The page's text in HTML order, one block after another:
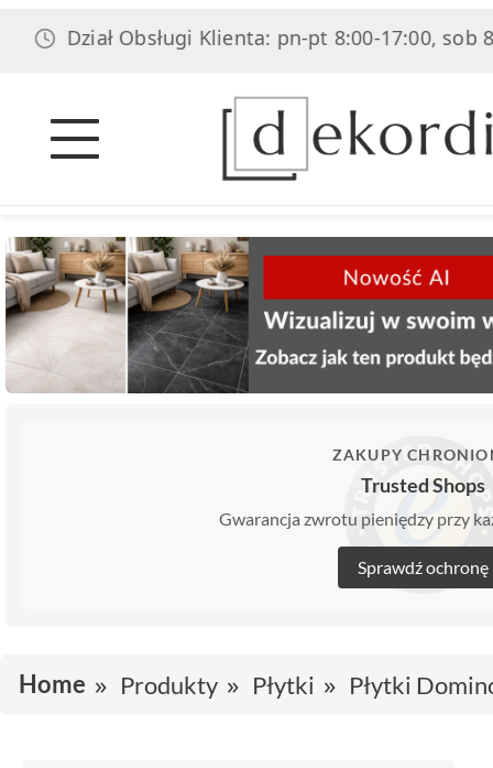
Obsługi Klienta: pn-pt 8:00-17:00, sob 8:00-
ZAKUPY
Trusted Shops
Gwarancja zwrotu pieniędzy przy
Sprawdź ochronę
Home Produkty Płytki Płytki